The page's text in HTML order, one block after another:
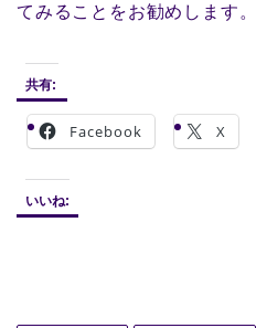
てみることをお勧めします。
共有:
Facebook X
いいね: